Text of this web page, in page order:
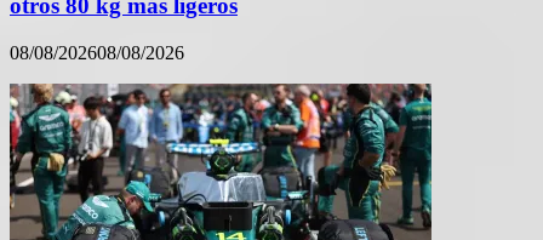
otros 80 kg más ligeros
08/08/202608/08/2026